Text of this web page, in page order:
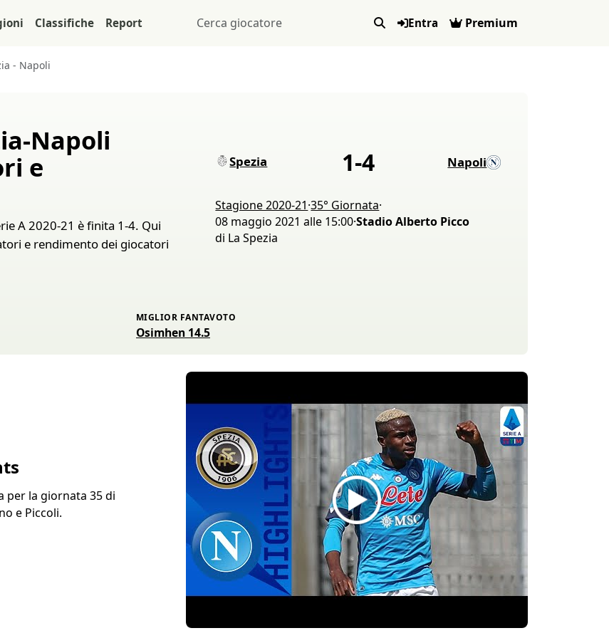
Classifiche Report Entra Premium
- Napoli
Napoli
e
A 2020-21 è finita 1-4. Qui
e rendimento dei giocatori
Spezia 1-4 Napoli
Stagione 2020-21·35° Giornata·
08 maggio 2021 alle 15:00·Stadio Alberto Picco
di La Spezia
MIGLIOR FANTAVOTO
Osimhen 14.5
per la giornata 35 di
e Piccoli.